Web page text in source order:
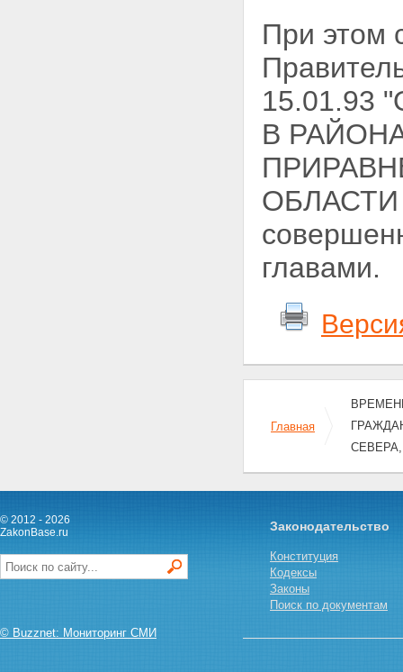
При
15.01.93
В
главами.
Главная
© 2012 - 2026
ZakonBase.ru
© Buzznet: Мониторинг СМИ
Законодательство
Конституция
Кодексы
Законы
Поиск по документам